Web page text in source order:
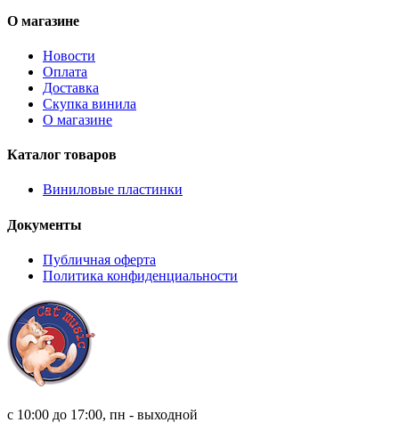
О магазине
Новости
Оплата
Доставка
Скупка винила
О магазине
Каталог товаров
Виниловые пластинки
Документы
Публичная оферта
Политика конфиденциальности
с 10:00 до 17:00, пн - выходной